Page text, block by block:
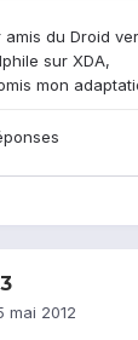
mai 2012